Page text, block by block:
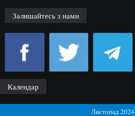
Залишайтесь з нами
Календар
Листопад 2024